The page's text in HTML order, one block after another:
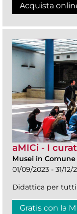
Acquista
aMICi - I
Musei in Comune
01/09/2023 - 31/12/
Didattica per tutti
Gratis con la